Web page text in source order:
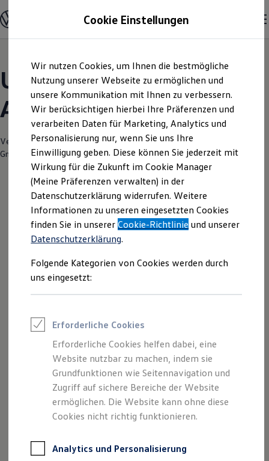
Hauptinhalt
springen
Footer
springen
Modelle und Konfigurator
Konfigurator
Modelle vergleichen
Elektroautos
ENERGY Sondermodelle
Nutzfahrzeuge
SUV und CUV
Familienautos
Kombis
Kompaktwagen
Sportwagen
Schnell verfügbare Fahrzeuge
Angebote und Produkte
Aktuelle Angebote
E-Auto-Förderung
Volkswagen Marktplatz
Die ENERGY Sondermodelle
Junge Gebrauchtwagen und Gebrauchtwagen
Volkswagen Zertifizierte Gebrauchtwagen
Elektromobilität bei Gebrauchtwagen
Saisonangebote
Reifenpakete
Leasing
Leasing-Angebote
Elektroauto Leasing
Kleinwagen-Leasing
Leasing ohne Anzahlung
Finanzierung
Autokredit mit Schlussrate
Versicherungen und Garantien
Kfz-Versicherung
Restschuldversicherungen
Garantien
Professional Class bei Volkswagen
Unsere aktuellen
Angebote und mehr
Verantwortlich für die Inhalte auf dieser Seite ist die Senger Münster
GmbH
Impressum & Rechtliches)
Leider haben wir im Moment keine
aktuellen Angebote
Ihre
Schritte
Probefahrt vereinbaren
Fahrzeugangebot anfordern
Cookie Einstellungen
Wir nutzen Cookies, um Ihnen die bestmögliche
Nutzung unserer Webseite zu ermöglichen und
unsere Kommunikation mit Ihnen zu verbessern.
Wir berücksichtigen hierbei Ihre Präferenzen und
verarbeiten Daten für Marketing, Analytics und
Personalisierung nur, wenn Sie uns Ihre
Einwilligung geben. Diese können Sie jederzeit mit
Wirkung für die Zukunft im Cookie Manager
(Meine Präferenzen verwalten) in der
Datenschutzerklärung widerrufen. Weitere
Informationen zu unseren eingesetzten Cookies
finden Sie in unsererCookie-Richtlinie und unserer
Datenschutzerklärung.
Folgende Kategorien von Cookies werden durch
uns eingesetzt:
Erforderliche Cookies
Erforderliche Cookies helfen dabei, eine
Website nutzbar zu machen, indem sie
Grundfunktionen wie Seitennavigation und
Zugriff auf sichere Bereiche der Website
ermöglichen. Die Website kann ohne diese
Cookies nicht richtig funktionieren.
Analytics und Personalisierung